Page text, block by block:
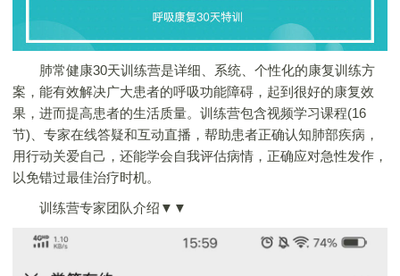
肺常健康30天训练营是详细、系统、个性化的康复训练方
案，能有效解决广大患者的呼吸功能障碍，起到很好的康复效
果，进而提高患者的生活质量。训练营包含视频学习课程(16
节)、专家在线答疑和互动直播，帮助患者正确认知肺部疾病，
用行动关爱自己，还能学会自我评估病情，正确应对急性发作，
以免错过最佳治疗时机。
训练营专家团队介绍▼▼